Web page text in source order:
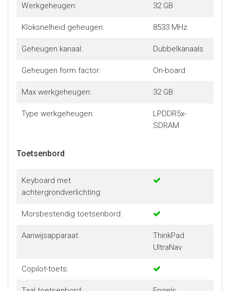
Werkgeheugen: 32 GB
Kloksnelheid geheugen: 8533 MHz
Geheugen kanaal: Dubbelkanaals
Geheugen form factor: On-board
Max werkgeheugen: 32 GB
Type werkgeheugen:
LPDDR5x-
SDRAM
Toetsenbord
Keyboard met
achtergrondverlichting:
Morsbestendig toetsenbord:
Aanwijsapparaat:
ThinkPad
UltraNav
Copilot-toets: